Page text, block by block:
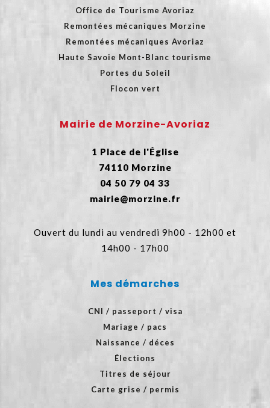
Office de Tourisme Avoriaz
Remontées mécaniques Morzine
Remontées mécaniques Avoriaz
Haute Savoie Mont-Blanc tourisme
Portes du Soleil
Flocon vert
Mairie de Morzine-Avoriaz
1 Place de l'Église
74110 Morzine
04 50 79 04 33
mairie@morzine.fr
Ouvert du lundi au vendredi 9h00 - 12h00 et
14h00 - 17h00
Mes démarches
CNI / passeport / visa
Mariage / pacs
Naissance / déces
Élections
Titres de séjour
Carte grise / permis